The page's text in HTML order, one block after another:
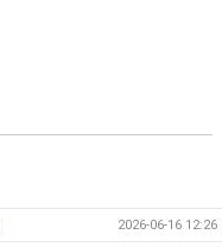
2026-06-16 12:26